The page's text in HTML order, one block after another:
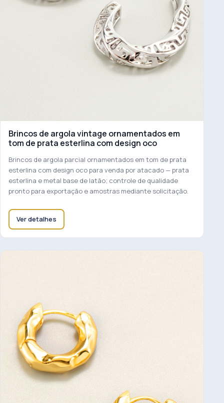
Brincos de argola vintage ornamentados em
tom de prata esterlina com design oco
Brincos de argola parcial ornamentados em tom de prata
esterlina com design oco para venda por atacado — prata
esterlina e metal base de latão; controle de qualidade
pronto para exportação e amostras mediante solicitação.
Ver detalhes